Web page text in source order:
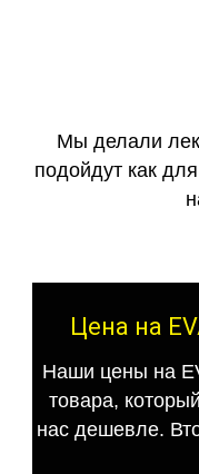
Мы делали
подойдут как
Цена на
Наши цены на
товара,
нас дешевле.